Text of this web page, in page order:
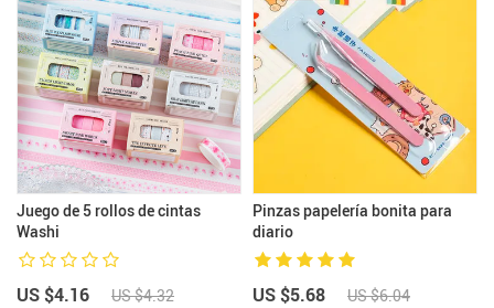
Juego de 5 rollos de cintas
Washi
US $4.16 US $4.32
Pinzas papelería bonita para
diario
US $5.68 US $6.04